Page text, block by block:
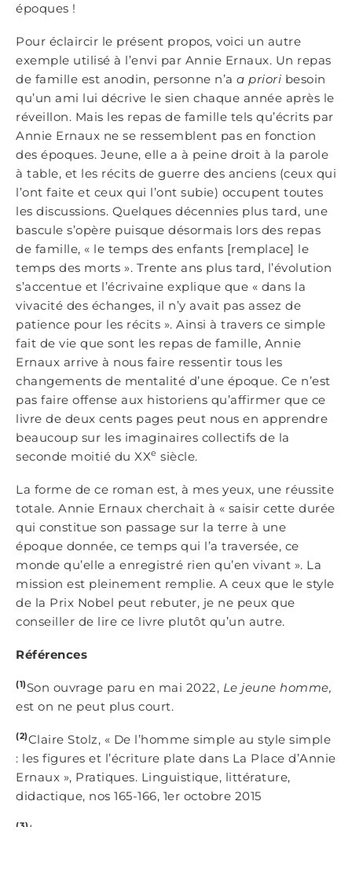
époques !
Pour éclaircir le présent propos, voici un autre
exemple utilisé à l’envi par Annie Ernaux. Un repas
de famille est anodin, personne n’a a priori besoin
qu’un ami lui décrive le sien chaque année après le
réveillon. Mais les repas de famille tels qu’écrits par
Annie Ernaux ne se ressemblent pas en fonction
des époques. Jeune, elle a à peine droit à la parole
à table, et les récits de guerre des anciens (ceux qui
l’ont faite et ceux qui l’ont subie) occupent toutes
les discussions. Quelques décennies plus tard, une
bascule s’opère puisque désormais lors des repas
de famille, « le temps des enfants [remplace] le
temps des morts ». Trente ans plus tard, l’évolution
s’accentue et l’écrivaine explique que « dans la
vivacité des échanges, il n’y avait pas assez de
patience pour les récits ». Ainsi à travers ce simple
fait de vie que sont les repas de famille, Annie
Ernaux arrive à nous faire ressentir tous les
changements de mentalité d’une époque. Ce n’est
pas faire offense aux historiens qu’affirmer que ce
livre de deux cents pages peut nous en apprendre
beaucoup sur les imaginaires collectifs de la
seconde moitié du XXe siècle.
La forme de ce roman est, à mes yeux, une réussite
totale. Annie Ernaux cherchait à « saisir cette durée
qui constitue son passage sur la terre à une
époque donnée, ce temps qui l’a traversée, ce
monde qu’elle a enregistré rien qu’en vivant ». La
mission est pleinement remplie. A ceux que le style
de la Prix Nobel peut rebuter, je ne peux que
conseiller de lire ce livre plutôt qu’un autre.
Références
(1)Son ouvrage paru en mai 2022, Le jeune homme,
est on ne peut plus court.
(2)Claire Stolz, « De l’homme simple au style simple
: les figures et l’écriture plate dans La Place d’Annie
Ernaux », Pratiques. Linguistique, littérature,
didactique, nos 165-166,‎ 1er octobre 2015
(3) Lorem